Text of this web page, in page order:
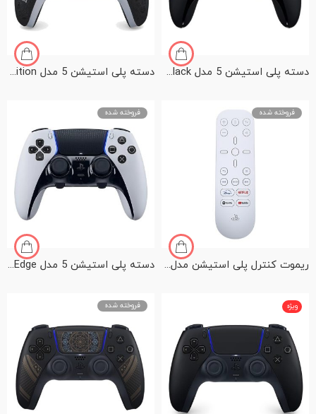
دسته پلی استیشن 5 مدل PS5 Dualsense Edge Midnight Black دسته پلی استیشن 5 مدل DualSense Wireless Controller – The Last of Us™ Limited Edition
فروخته شده
ریموت کنترل پلی استیشن مدل PS5 Media Remote
فروخته شده
دسته پلی استیشن 5 مدل PS5 Dualsense Edge
ویژه فروخته شده